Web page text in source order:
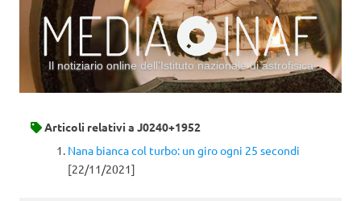
Il notiziario online dell’Istituto nazionale di astrofisica
Articoli relativi a J0240+1952
Nana bianca col turbo: un giro ogni 25 secondi
[22/11/2021]